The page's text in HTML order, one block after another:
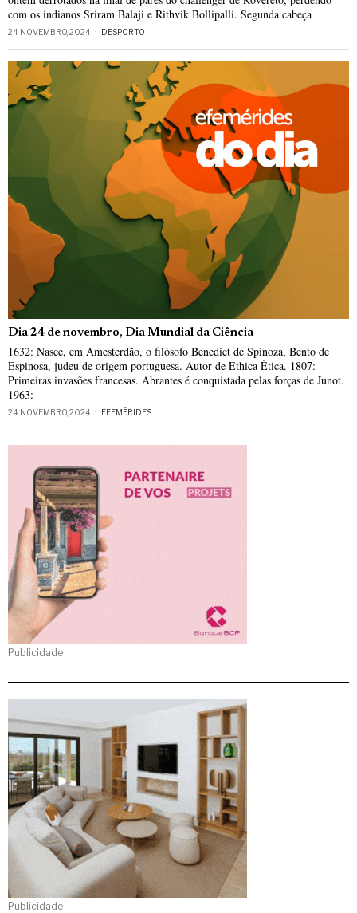
com os indianos Sriram Balaji e Rithvik Bollipalli. Segunda cabeça
24 NOVEMBRO, 2024 DESPORTO
Dia 24 de novembro, Dia Mundial da Ciência
1632: Nasce, em Amesterdão, o filósofo Benedict de Spinoza, Bento de
Espinosa, judeu de origem portuguesa. Autor de Ethica Ética. 1807:
Primeiras invasões francesas. Abrantes é conquistada pelas forças de Junot.
1963:
24 NOVEMBRO, 2024 EFEMÉRIDES
Publicidade
Publicidade